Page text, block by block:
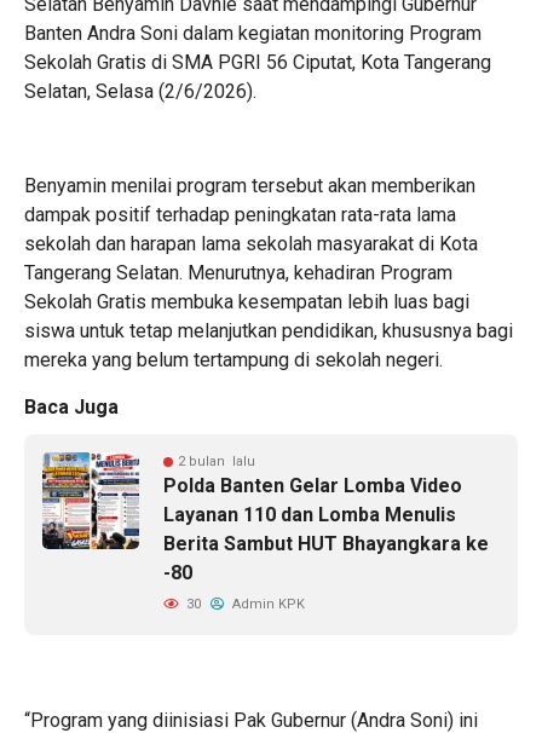
Banten Andra Soni dalam kegiatan monitoring Program
Sekolah Gratis di SMA PGRI 56 Ciputat, Kota Tangerang
Selatan, Selasa (2/6/2026).
Benyamin menilai program tersebut akan memberikan
dampak positif terhadap peningkatan rata-rata lama
sekolah dan harapan lama sekolah masyarakat di Kota
Tangerang Selatan. Menurutnya, kehadiran Program
Sekolah Gratis membuka kesempatan lebih luas bagi
siswa untuk tetap melanjutkan pendidikan, khususnya bagi
mereka yang belum tertampung di sekolah negeri.
Baca Juga
2 bulan lalu
Polda Banten Gelar Lomba Video
Layanan 110 dan Lomba Menulis
Berita Sambut HUT Bhayangkara ke
-80
30 Admin KPK
“Program yang diinisiasi Pak Gubernur (Andra Soni) ini